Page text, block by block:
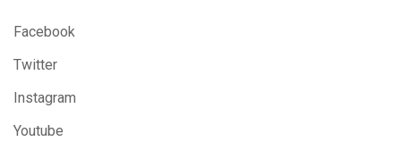
Facebook
Twitter
Instagram
Youtube